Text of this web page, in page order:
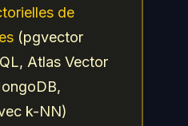
de
(pgvector
Atlas Vector
k-NN)